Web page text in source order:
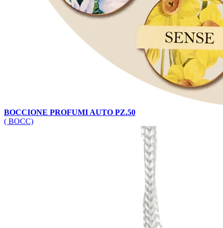
BOCCIONE PROFUMI AUTO PZ.50
( BOCC)